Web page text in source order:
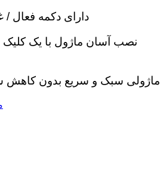
دارای دکمه فعال /
نصب آسان ماژول با یک کلیک
ماژولی سبک و سریع بدون